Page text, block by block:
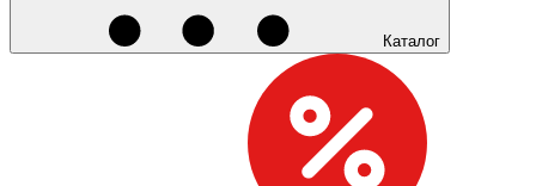
Каталог